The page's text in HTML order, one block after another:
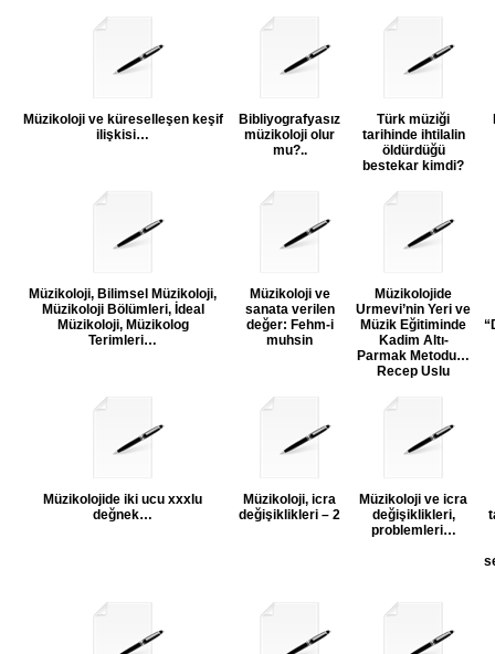
Müzikoloji ve küreselleşen keşif
ilişkisi…
Bibliyografyasız
müzikoloji olur
mu?..
Türk müziği
tarihinde ihtilalin
öldürdüğü
bestekar kimdi?
Müzikoloji, Bilimsel Müzikoloji,
Müzikoloji Bölümleri, İdeal
Müzikoloji, Müzikolog
Terimleri…
Müzikoloji ve
sanata verilen
değer: Fehm-i
muhsin
Müzikolojide
Urmevi’nin Yeri ve
Müzik Eğitiminde
Kadim Altı-
Parmak Metodu…
Recep Uslu
Müzikolojide iki ucu xxxlu
değnek…
Müzikoloji, icra
değişiklikleri – 2
Müzikoloji ve icra
değişiklikleri,
problemleri…